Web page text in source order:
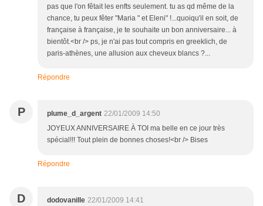
pas que l'on fêtait les enfts seulement. tu as qd même de la
chance, tu peux fêter "Maria " et Eleni" !...quoiqu'il en soit, de
française à française, je te souhaite un bon anniversaire... à
bientôt.<br /> ps, je n'ai pas tout compris en greeklich, de
paris-athènes, une allusion aux cheveux blancs ?...
Répondre
P plume_d_argent 22/01/2009 14:50
JOYEUX ANNIVERSAIRE À TOI ma belle en ce jour très
spécial!!! Tout plein de bonnes choses!<br /> Bises
Répondre
D dodovanille 22/01/2009 14:41